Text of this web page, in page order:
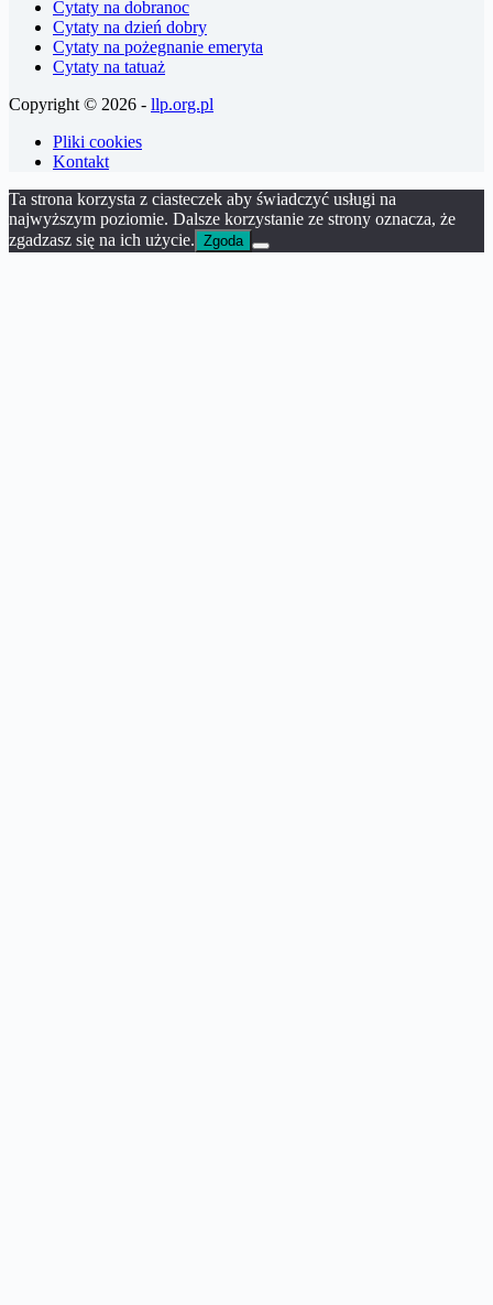
Cytaty na dobranoc
Cytaty na dzień dobry
Cytaty na pożegnanie emeryta
Cytaty na tatuaż
Copyright © 2026 - llp.org.pl
Pliki cookies
Kontakt
Ta strona korzysta z ciasteczek aby świadczyć usługi na
najwyższym poziomie. Dalsze korzystanie ze strony oznacza, że
zgadzasz się na ich użycie. Zgoda